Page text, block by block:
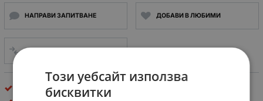
НАПРАВИ ЗАПИТВАНЕ ДОБАВИ В ЛЮБИМИ
СРАВНИ
Фотоапарати и фотоаксесоари
Този уебсайт използва
бисквитки